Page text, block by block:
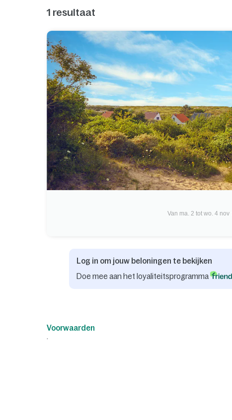
1 resultaat
Van ma. 2 tot wo. 4 nov
Log in om jouw beloningen te bekijken
Doe mee aan het loyaliteitsprogramma
Voorwaarden
.